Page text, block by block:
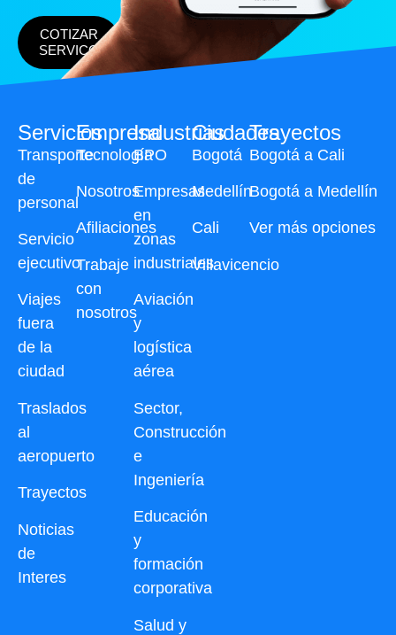
COTIZAR
SERVICO
Servicios
Transporte
de
personal
Servicio
ejecutivo
Viajes
fuera
de la
ciudad
Traslados
al
aeropuerto
Trayectos
Noticias
de
Interes
Industrias
BPO
Empresas
en
zonas
industriales
Aviación
y
logística
aérea
Sector,
Construcción
e
Ingeniería
Educación
y
formación
corporativa
Salud y
Ciudades
Bogotá
Medellín
Cali
Villavicencio
Trayectos
Bogotá a Cali
Bogotá a Medellín
Ver más opciones
Empresa
Tecnología
Nosotros
Afiliaciones
Trabaje
con
nosotros